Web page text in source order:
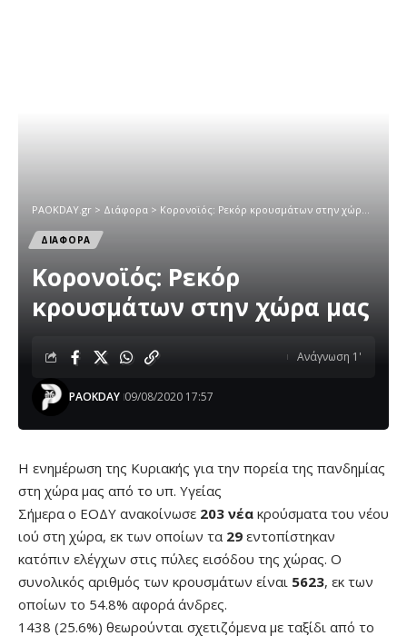
PAOKDAY.gr > Διάφορα > Κορονοϊός: Ρεκόρ κρουσμάτων στην χώρα μας
ΔΙΑΦΟΡΑ
Κορονοϊός: Ρεκόρ
κρουσμάτων στην χώρα μας
PAOKDAY 09/08/2020 17:57
Ανάγνωση 1'
Η ενημέρωση της Κυριακής για την πορεία της πανδημίας
στη χώρα μας από το υπ. Υγείας
Σήμερα ο ΕΟΔΥ ανακοίνωσε 203 νέα κρούσματα του νέου
ιού στη χώρα, εκ των οποίων τα 29 εντοπίστηκαν
κατόπιν ελέγχων στις πύλες εισόδου της χώρας. Ο
συνολικός αριθμός των κρουσμάτων είναι 5623, εκ των
οποίων το 54.8% αφορά άνδρες.
1438 (25.6%) θεωρούνται σχετιζόμενα με ταξίδι από το